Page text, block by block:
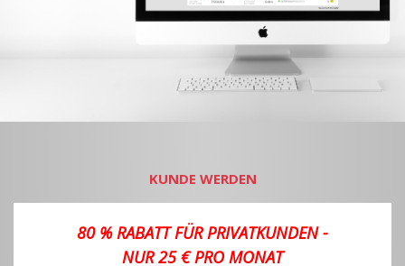
KUNDE WERDEN
80 % RABATT FÜR PRIVATKUNDEN -
NUR 25 € PRO MONAT